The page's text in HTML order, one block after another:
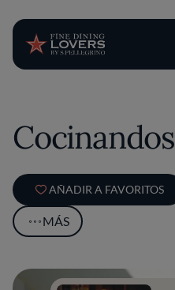
Cocinandos
AÑADIR A FAVORITOS
MÁS